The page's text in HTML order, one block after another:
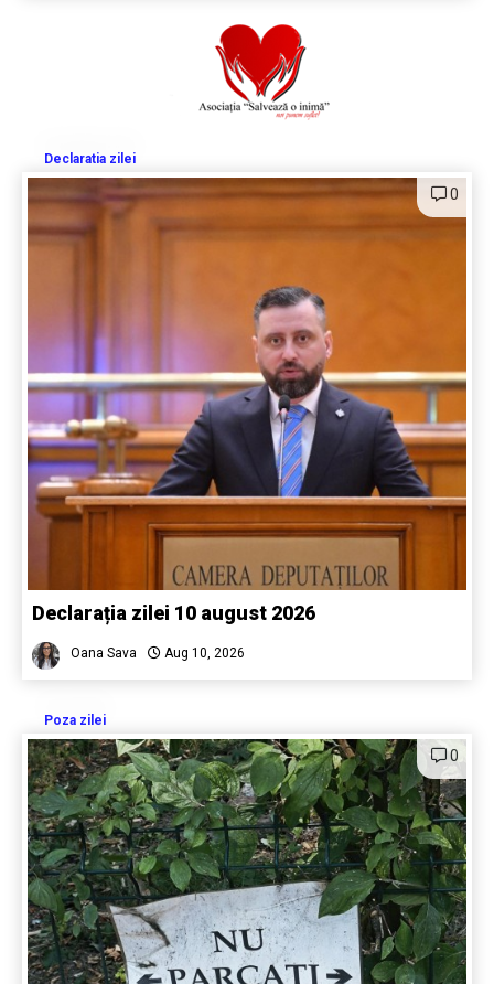
Declaratia zilei
0
Declarația zilei 10 august 2026
Oana Sava Aug 10, 2026
Poza zilei
0